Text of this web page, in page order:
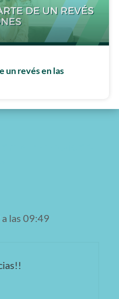
un revés en las
las 09:49